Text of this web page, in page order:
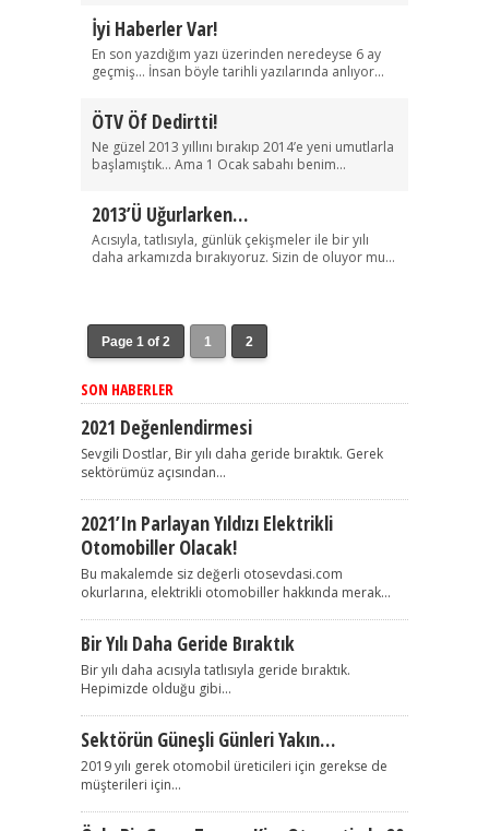
İyi Haberler Var!
En son yazdığım yazı üzerinden neredeyse 6 ay
geçmiş… İnsan böyle tarihli yazılarında anlıyor...
ÖTV Öf Dedirtti!
Ne güzel 2013 yıllını bırakıp 2014’e yeni umutlarla
başlamıştık… Ama 1 Ocak sabahı benim...
2013’ü Uğurlarken…
Acısıyla, tatlısıyla, günlük çekişmeler ile bir yılı
daha arkamızda bırakıyoruz. Sizin de oluyor mu...
Page 1 of 2 1 2
SON HABERLER
2021 Değenlendirmesi
Sevgili Dostlar, Bir yılı daha geride bıraktık. Gerek
sektörümüz açısından...
2021’in Parlayan Yıldızı Elektrikli
Otomobiller Olacak!
Bu makalemde siz değerli otosevdasi.com
okurlarına, elektrikli otomobiller hakkında merak...
Bir Yılı Daha Geride Bıraktık
Bir yılı daha acısıyla tatlısıyla geride bıraktık.
Hepimizde olduğu gibi...
Sektörün Güneşli Günleri Yakın…
2019 yılı gerek otomobil üreticileri için gerekse de
müşterileri için...